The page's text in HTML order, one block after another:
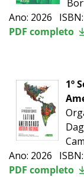
Ano: 2026
PDF completo
1º
Ano: 2026
PDF completo